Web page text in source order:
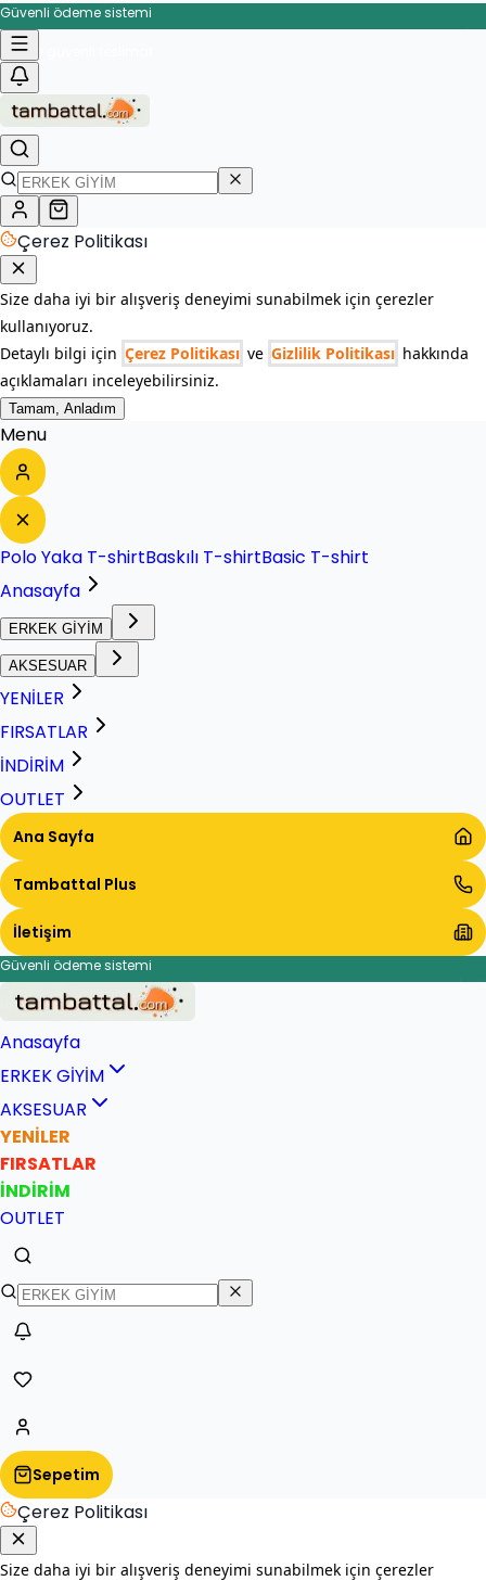
Güvenli ödeme sistemi
İade ve değişim garantisi
Hızlı ve güvenli teslimat
Çerez Politikası
Size daha iyi bir alışveriş deneyimi sunabilmek için çerezler
kullanıyoruz.
Detaylı bilgi için Çerez Politikası ve Gizlilik Politikası hakkında
açıklamaları inceleyebilirsiniz.
Tamam, Anladım
Menu
Polo Yaka T-shirtBaskılı T-shirtBasic T-shirt
Anasayfa
ERKEK GİYİM
AKSESUAR
YENİLER
FIRSATLAR
İNDİRİM
OUTLET
Ana Sayfa
Tambattal Plus
İletişim
Güvenli ödeme sistemi
İade ve değişim garantisi
Hızlı ve güvenli teslimat
Anasayfa
ERKEK GİYİM
AKSESUAR
YENİLER
FIRSATLAR
İNDİRİM
OUTLET
Sepetim
Çerez Politikası
Size daha iyi bir alışveriş deneyimi sunabilmek için çerezler